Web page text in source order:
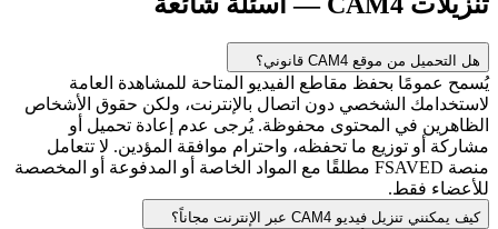
هل التحميل من موقع CAM4 قانوني؟
يُسمح عمومًا بحفظ مقاطع الفيديو المتاحة للمشاهدة العامة
لاستخدامك الشخصي دون اتصال بالإنترنت، ولكن حقوق الأشخاص
الظاهرين في المحتوى محفوظة. يُرجى عدم إعادة تحميل أو
مشاركة أو توزيع ما تحفظه، واحترام موافقة المؤدين. لا تتعامل
منصة FSAVED مطلقًا مع المواد الخاصة أو المدفوعة أو المخصصة
للأعضاء فقط.
كيف يمكنني تنزيل فيديو CAM4 عبر الإنترنت مجاناً؟